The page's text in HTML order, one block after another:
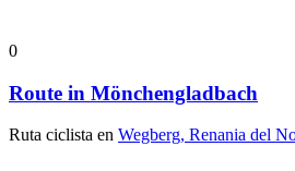
0
Route in Mönchengladbach
Ruta ciclista en Wegberg, Renania del